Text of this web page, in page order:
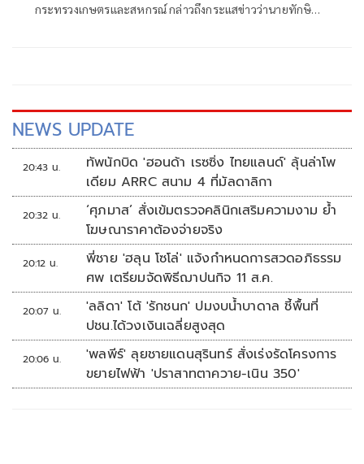
กระทรวงเกษตรและสหกรณ์ กล่าวถึงกระแสข่าวว่านายทักษิณ
NEWS UPDATE
20:43 น.
ทัพนักบิด 'ฮอนด้า เรซซิ่ง ไทยแลนด์' ลุ้นล่าโพ
เดียม ARRC สนาม 4 ที่มัลดาลิกา
20:32 น.
‘ศุภมาส’ สั่งเข้มตรวจคลินิกเสริมความงาม ย้ำ
โฆษณาราคาต้องจ่ายจริง
20:12 น.
พี่ชาย 'ฮลุน โซโล่' แจ้งกำหนดการสวดอภิธรรม
ศพ เตรียมจัดพิธีฌาปนกิจ 11 ส.ค.
20:07 น.
'ลลิดา' โต้ 'รักชนก' ปมงบน้ำบาดาล ชี้พื้นที่
ปชน.ได้วงเงินเฉลี่ยสูงสุด
20:06 น.
'พลพีร์' ลุยชายแดนสุรินทร์ สั่งเร่งรัดโครงการ
ขยายไฟฟ้า 'ปราสาทตาควาย-เนิน 350'